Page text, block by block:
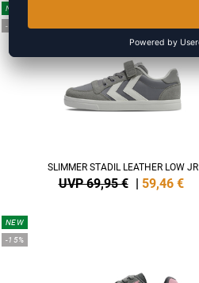
NEW
-15%
SLIMMER STADIL LEATHER LOW JR
UVP 69,95 € | 59,46 €
NEW
-15%